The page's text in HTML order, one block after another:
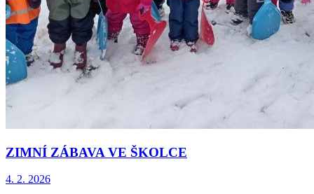
ZIMNÍ ZÁBAVA VE ŠKOLCE
4. 2. 2026